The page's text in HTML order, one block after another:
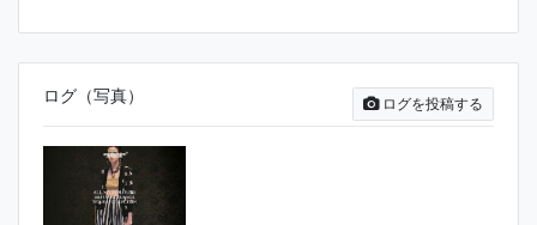
ログを投稿する
ログ（写真）